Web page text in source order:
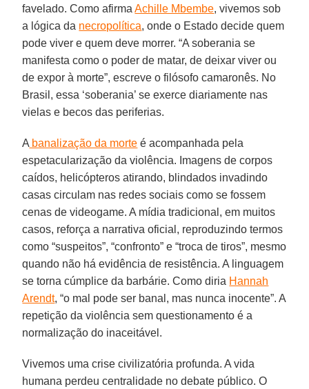
favelado. Como afirmaAchille Mbembe, vivemos sob
a lógica da necropolítica, onde o Estado decide quem
pode viver e quem deve morrer. “A soberania se
manifesta como o poder de matar, de deixar viver ou
de expor à morte”, escreve o filósofo camaronês. No
Brasil, essa ‘soberania’ se exerce diariamente nas
vielas e becos das periferias.
A banalização da morte é acompanhada pela
espetacularização da violência. Imagens de corpos
caídos, helicópteros atirando, blindados invadindo
casas circulam nas redes sociais como se fossem
cenas de videogame. A mídia tradicional, em muitos
casos, reforça a narrativa oficial, reproduzindo termos
como “suspeitos”, “confronto” e “troca de tiros”, mesmo
quando não há evidência de resistência. A linguagem
se torna cúmplice da barbárie. Como diria Hannah
Arendt, “o mal pode ser banal, mas nunca inocente”. A
repetição da violência sem questionamento é a
normalização do inaceitável.
Vivemos uma crise civilizatória profunda. A vida
humana perdeu centralidade no debate público. O